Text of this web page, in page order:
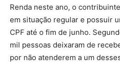
Renda neste ano, o
em situação regular e possuir
CPF até o fim de junho.
mil pessoas deixaram de
por não atenderem a um